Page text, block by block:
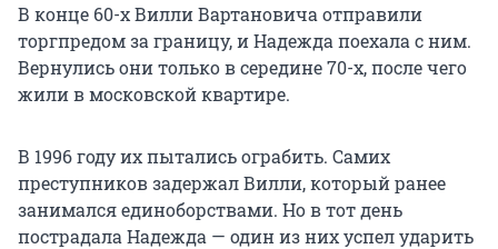
В конце 60-х Вилли Вартановича отправили
торгпредом за границу, и Надежда поехала с ним.
Вернулись они только в середине 70-х, после чего
жили в московской квартире.
В 1996 году их пытались ограбить. Самих
преступников задержал Вилли, который ранее
занимался единоборствами. Но в тот день
пострадала Надежда — один из них успел ударить